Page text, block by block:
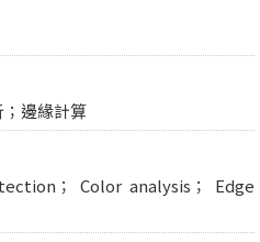
邊緣計算
； Color analysis； Edge